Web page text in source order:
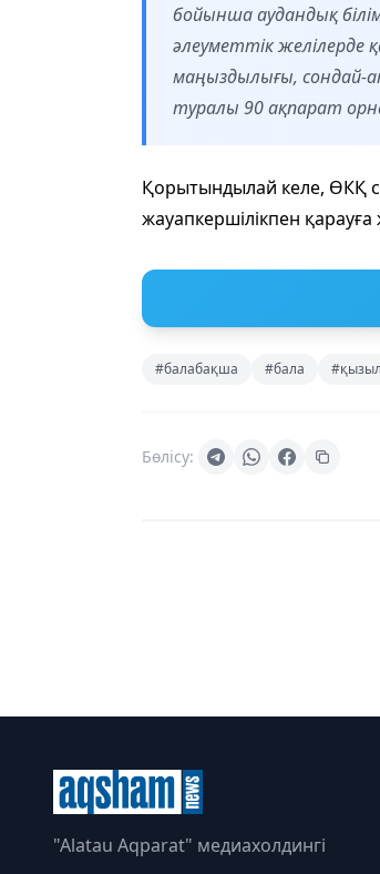
бойынша аудандық
әлеуметтік желілерде
маңыздылығы, сондай-
туралы 90 ақпарат
Қорытындылай келе, ӨКҚ
жауапкершілікпен
#балабақша #бала
Бөлісу:
"Alatau Aqparat" медиахолдингі